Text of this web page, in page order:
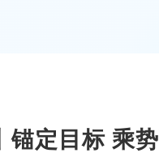
锚定目标 乘